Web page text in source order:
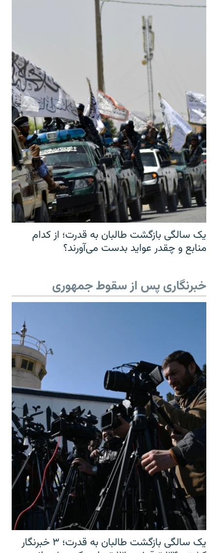
یک سالگی بازگشت طالبان به قدرت؛ از کدام
منابع و چقدر عواید بدست می‌آورند؟
خبرنگاری پس از سقوط جمهوری
یک سالگی بازگشت طالبان به قدرت؛ ۳ خبرنگار